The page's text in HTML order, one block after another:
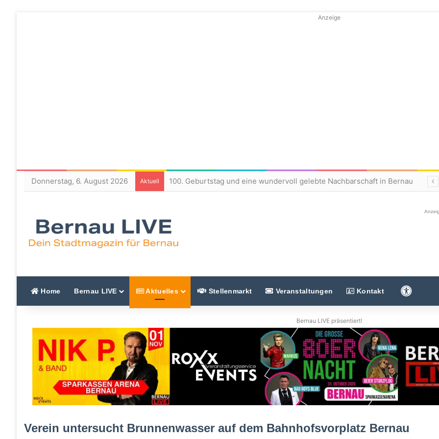
Anzeige
Donnerstag, 6. August 2026 Aktuell 100. Geburtstag und eine wundervoll gelebte Nachbarschaft in Bernau
Home Bernau LIVE Aktuelles Stellenmarkt Veranstaltungen Kontakt
Bernau LIVE präsentiert!
Verein untersucht Brunnenwasser auf dem Bahnhofsvorplatz Bernau